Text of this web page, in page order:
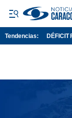
Tendencias: DÉFICIT